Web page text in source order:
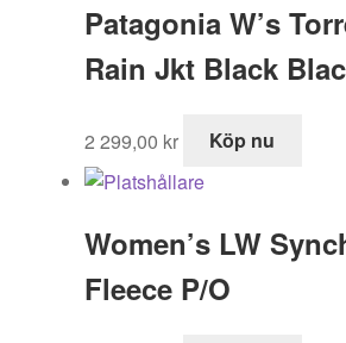
Patagonia W’s
Rain Jkt Black
2 299,00 kr Köp nu
Women’s LW
Fleece P/O